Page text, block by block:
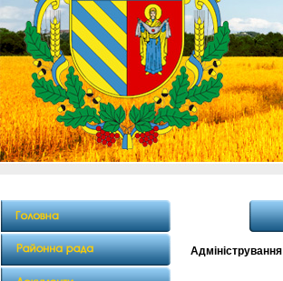
Адміністрування